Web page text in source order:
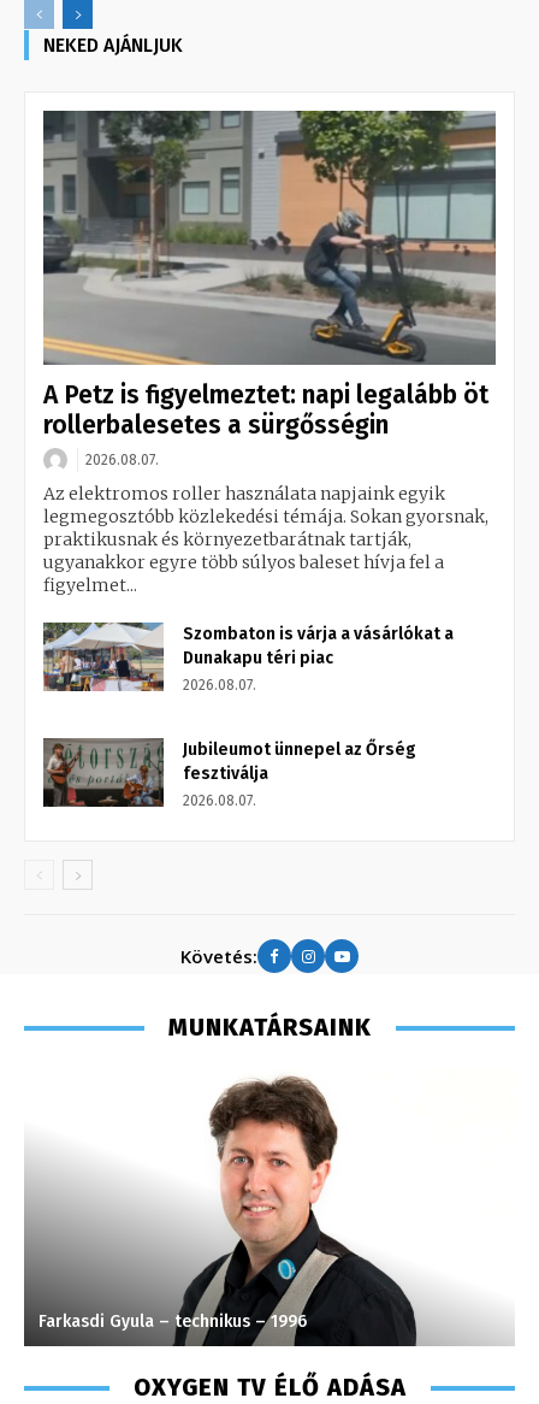
NEKED AJÁNLJUK
A Petz is figyelmeztet: napi legalább öt
rollerbalesetes a sürgősségin
2026.08.07.
Az elektromos roller használata napjaink egyik
legmegosztóbb közlekedési témája. Sokan gyorsnak,
praktikusnak és környezetbarátnak tartják,
ugyanakkor egyre több súlyos baleset hívja fel a
figyelmet...
Szombaton is várja a vásárlókat a
Dunakapu téri piac
2026.08.07.
Jubileumot ünnepel az Őrség
fesztiválja
2026.08.07.
Követés:
MUNKATÁRSAINK
Farkasdi Gyula – technikus – 1996
OXYGEN TV ÉLŐ ADÁSA